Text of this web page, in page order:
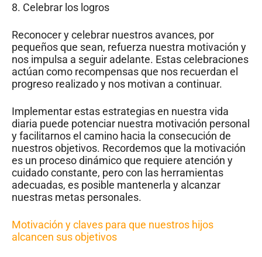
8. Celebrar los logros
Reconocer y celebrar nuestros avances, por
pequeños que sean, refuerza nuestra motivación y
nos impulsa a seguir adelante. Estas celebraciones
actúan como recompensas que nos recuerdan el
progreso realizado y nos motivan a continuar.
Implementar estas estrategias en nuestra vida
diaria puede potenciar nuestra motivación personal
y facilitarnos el camino hacia la consecución de
nuestros objetivos. Recordemos que la motivación
es un proceso dinámico que requiere atención y
cuidado constante, pero con las herramientas
adecuadas, es posible mantenerla y alcanzar
nuestras metas personales.
Motivación y claves para que nuestros hijos
alcancen sus objetivos